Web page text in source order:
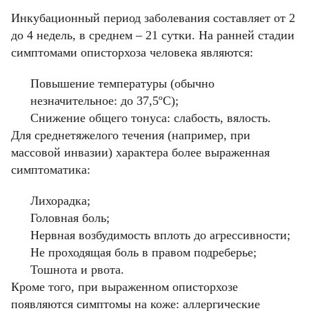
Инкубационный период заболевания составляет от 2
до 4 недель, в среднем – 21 сутки. На ранней стадии
симптомами описторхоза человека являются:
Повышение температуры (обычно
незначительное: до 37,5ºC);
Снижение общего тонуса: слабость, вялость.
Для среднетяжелого течения (например, при
массовой инвазии) характера более выраженная
симптоматика:
Лихорадка;
Головная боль;
Нервная возбудимость вплоть до агрессивности;
Не проходящая боль в правом подреберье;
Тошнота и рвота.
Кроме того, при выраженном описторхозе
появляются симптомы на коже: аллергические